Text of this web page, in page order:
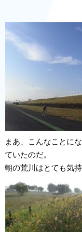
まあ、こんなことに
ていたのだ。
朝の荒川はとても気持